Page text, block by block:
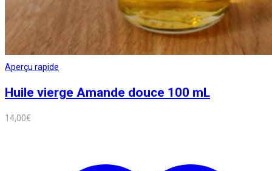
Aperçu rapide
Huile vierge Amande douce 100 mL
14,00€